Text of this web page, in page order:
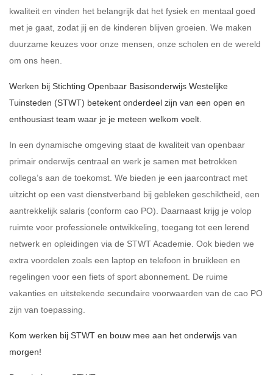
kwaliteit en vinden het belangrijk dat het fysiek en mentaal goed
met je gaat, zodat jij en de kinderen blijven groeien. We maken
duurzame keuzes voor onze mensen, onze scholen en de wereld
om ons heen.
Werken bij Stichting Openbaar Basisonderwijs Westelijke
Tuinsteden (STWT) betekent onderdeel zijn van een open en
enthousiast team waar je je meteen welkom voelt.
In een dynamische omgeving staat de kwaliteit van openbaar
primair onderwijs centraal en werk je samen met betrokken
collega’s aan de toekomst. We bieden je een jaarcontract met
uitzicht op een vast dienstverband bij gebleken geschiktheid, een
aantrekkelijk salaris (conform cao PO). Daarnaast krijg je volop
ruimte voor professionele ontwikkeling, toegang tot een lerend
netwerk en opleidingen via de STWT Academie. Ook bieden we
extra voordelen zoals een laptop en telefoon in bruikleen en
regelingen voor een fiets of sport abonnement. De ruime
vakanties en uitstekende secundaire voorwaarden van de cao PO
zijn van toepassing.
Kom werken bij STWT en bouw mee aan het onderwijs van
morgen!